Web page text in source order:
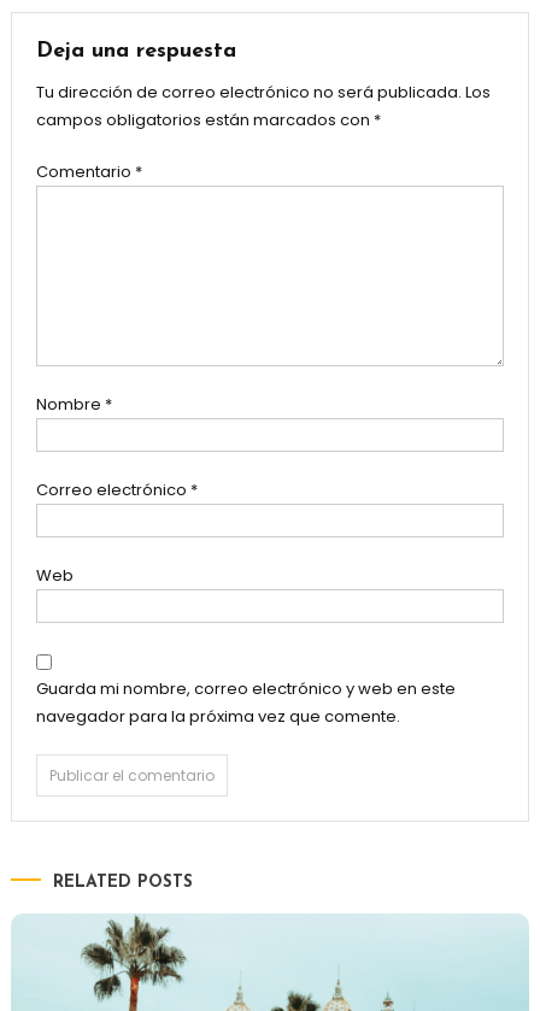
entradas
Deja una respuesta
Tu dirección de correo electrónico no será publicada. Los
campos obligatorios están marcados con *
Comentario *
Nombre *
Correo electrónico *
Web
Guarda mi nombre, correo electrónico y web en este
navegador para la próxima vez que comente.
RELATED POSTS